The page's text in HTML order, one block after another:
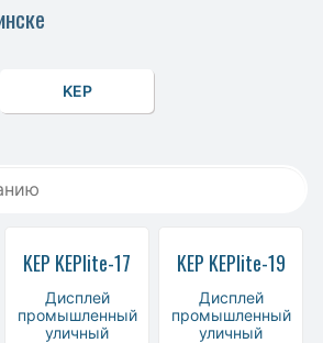
KEP
KEP KEPlite-17
Дисплей
промышленный
уличный
KEP KEPlite-19
Дисплей
промышленный
уличный